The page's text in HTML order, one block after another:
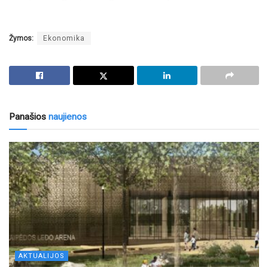
Žymos: Ekonomika
Panašios naujienos
AKTUALIJOS